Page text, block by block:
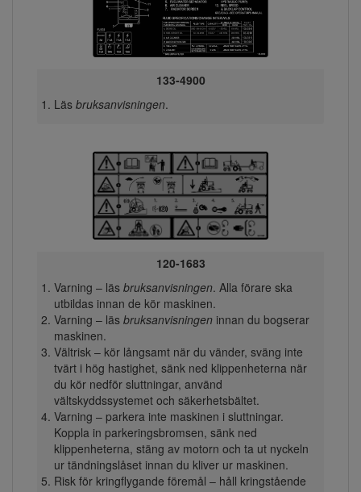
133-4900
Läs bruksanvisningen.
120-1683
Varning – läs bruksanvisningen. Alla förare ska
utbildas innan de kör maskinen.
Varning – läs bruksanvisningeninnan du bogserar
maskinen.
Vältrisk – kör långsamt när du vänder, sväng inte
tvärt i hög hastighet, sänk ned klippenheterna när
du kör nedför sluttningar, använd
vältskyddssystemet och säkerhetsbältet.
Varning – parkera inte maskinen i sluttningar.
Koppla in parkeringsbromsen, sänk ned
klippenheterna, stäng av motorn och ta ut nyckeln
ur tändningslåset innan du kliver ur maskinen.
Risk för kringflygande föremål – håll kringstående